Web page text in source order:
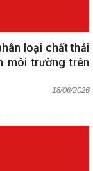
loại chất thải
môi trường trên
18/06/2026